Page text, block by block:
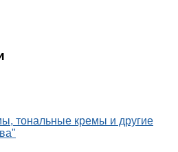
тональные кремы и другие